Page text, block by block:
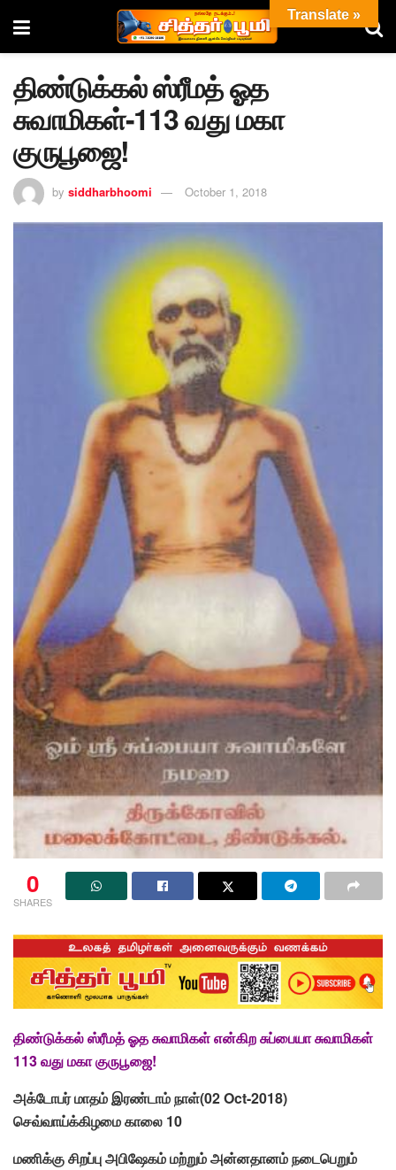
திண்டுக்கல் ஸ்ரீமத் ஓத
சுவாமிகள்-113 வது மகா
குருபூஜை!
by siddharbhoomi October 1, 2018
0
SHARES
திண்டுக்கல் ஸ்ரீமத் ஓத சுவாமிகள் என்கிற சுப்பையா சுவாமிகள்
113 வது மகா குருபூஜை!
அக்டோபர் மாதம் இரண்டாம் நாள்(02 Oct-2018)
செவ்வாய்க்கிழமை காலை 10
மணிக்கு சிறப்பு அபிஷேகம் மற்றும் அன்னதானம் நடைபெறும்
Translate »